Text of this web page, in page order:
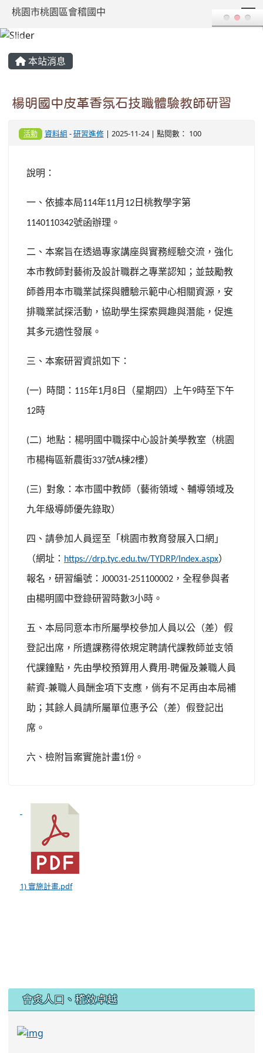
桃園市桃園區會稽國中
本站消息
楊明國中皮革香氛石技職體驗教師研習
活動 資料組 -研習進修| 2025-11-24 | 點閱數： 100
說明：
一、依據本局114年11月 12 日桃教學字第
1140110342號函辦理。
二、本案旨在透過專家講座與實務經驗交流，強化
本市教師對藝術及設計職群之專業認知；並鼓勵教
師善用本市職業試探與體驗示範中心相關資源，安
排職業試探活動，協助學生探索興趣與潛能，促進
其多元適性發展。
三、本案研習資訊如下：
(一) 時間： 115年1月 8 日（星期四）上午9時至下午
12時
(二) 地點：楊明國中職探中心設計美學教室（桃園
市楊梅區新農街337號A棟2樓）
(三) 對象：本市國中教師（藝術領域、輔導領域及
九年級導師優先錄取）
四、請參加人員逕至「桃園市教育發展入口網」
（網址： https://drp.tyc.edu.tw/TYDRP/Index.aspx）
報名，研習編號： J00031-251100002 ，全程參與者
由楊明國中登錄研習時數3小時。
五、本局同意本市所屬學校參加人員以公（差）假
登記出席，所遺課務得依規定聘請代課教師並支領
代課鐘點，先由學校預算用人費用-聘僱及兼職人員
薪資-兼職人員酬金項下支應，倘有不足再由本局補
助；其餘人員請所屬單位惠予公（差）假登記出
席。
六、檢附旨案實施計畫1份。
1) 實施計畫.pdf
會炙人口、稽效卓越